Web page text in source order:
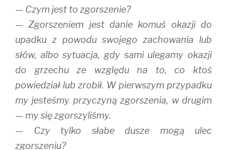
— Czym jest to zgorszenie?
— Zgorszeniem jest danie komuś okazji do
upadku z powodu swojego zachowania lub
słów, albo sytuacja, gdy sami ulegamy okazji
do grzechu ze względu na to, co ktoś
powiedział lub zrobił. W pierwszym przypadku
my jesteśmy przyczyną zgorszenia, w drugim
— my się zgorszyliśmy.
— Czy tylko słabe dusze mogą ulec
zgorszeniu?